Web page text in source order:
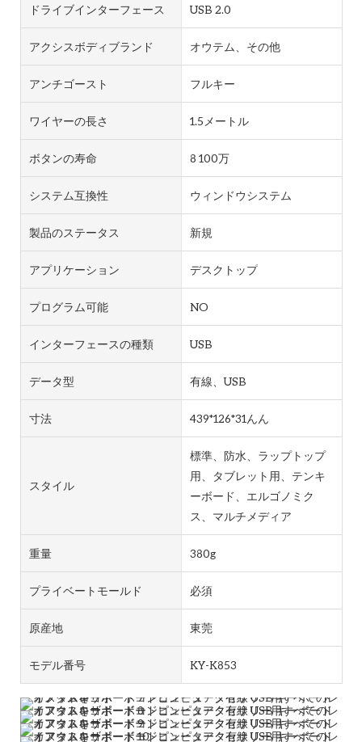
ドライブインターフェース USB 2.0
アクシスボディブランド オウテム、その他
アンチゴースト フルキー
ワイヤーの長さ 1.5メートル
ボタンの寿命 8 100万
システム互換性 ウィンドウシステム
製品のステータス 新規
アプリケーション デスクトップ
プログラム可能 NO
インターフェースの種類 USB
データ型 有線、USB
寸法 439*126*31んん
スタイル
標準、防水、ラップトップ
用、タブレット用、テンキ
ーボード、エルゴノミク
ス、マルチメディア
重量 380g
プライベートモールド 必須
原産地 東莞
モデル番号 KY-K853